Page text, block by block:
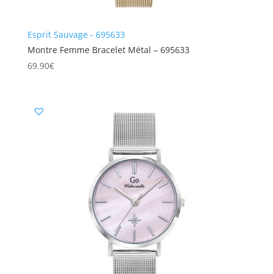
Esprit Sauvage - 695633
Montre Femme Bracelet Métal – 695633
69.90€